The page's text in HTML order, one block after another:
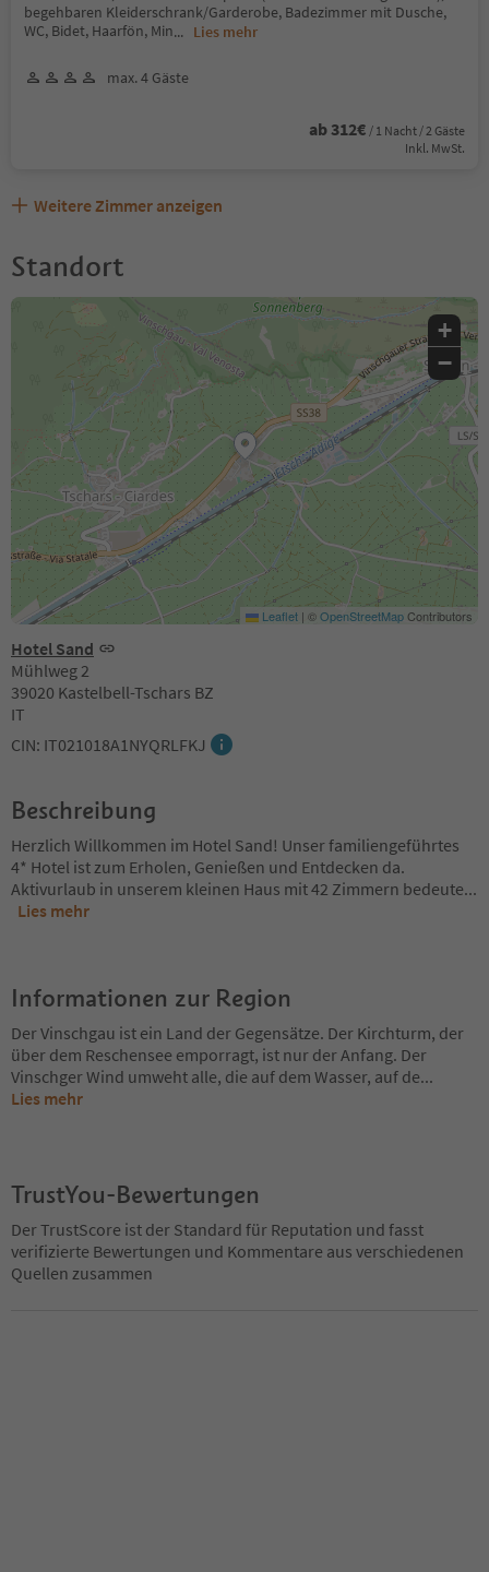
begehbaren Kleiderschrank/Garderobe, Badezimmer mit Dusche,
WC, Bidet, Haarfön, Min... Lies mehr
max. 4 Gäste
ab 312€ / 1 Nacht / 2 Gäste
Inkl. MwSt.
Weitere Zimmer anzeigen
Standort
Hotel Sand
Mühlweg 2
39020 Kastelbell-Tschars BZ
IT
CIN: IT021018A1NYQRLFKJ
+
−
Leaflet | ©OpenStreetMapContributors
Beschreibung
Herzlich Willkommen im Hotel Sand! Unser familiengeführtes
4* Hotel ist zum Erholen, Genießen und Entdecken da.
Aktivurlaub in unserem kleinen Haus mit 42 Zimmern bedeute...
Lies mehr
Informationen zur Region
Der Vinschgau ist ein Land der Gegensätze. Der Kirchturm, der
über dem Reschensee emporragt, ist nur der Anfang. Der
Vinschger Wind umweht alle, die auf dem Wasser, auf de...
Lies mehr
TrustYou-Bewertungen
Der TrustScore ist der Standard für Reputation und fasst
verifizierte Bewertungen und Kommentare aus verschiedenen
Quellen zusammen